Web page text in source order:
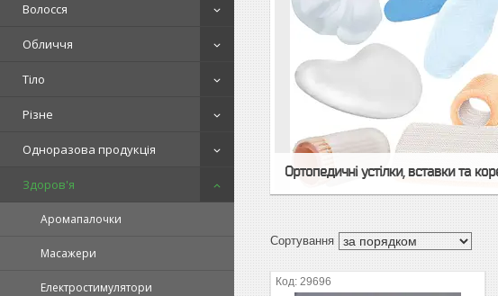
Волосся
Обличчя
Тіло
Різне
Одноразова продукція
Здоров'я
Аромапалочки
Масажери
Електростимулятори
Ортопедичні устілки, вставки та
29696